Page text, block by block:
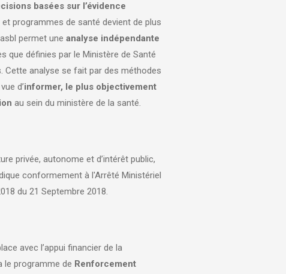
basées sur l’évidence
programmes de santé devient de plus
permet une analyse indépendante
que définies par le Ministère de Santé
Cette analyse se fait par des méthodes
d’informer, le plus objectivement
au sein du ministère de la santé.
privée, autonome et d’intérêt public,
conformement à l'Arrêté Ministériel
du 21 Septembre 2018.
avec l’appui financier de la
le programme de Renforcement